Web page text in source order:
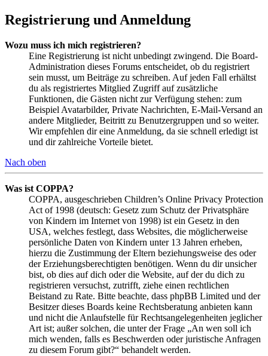
Registrierung und Anmeldung
Wozu muss ich mich registrieren?
Eine Registrierung ist nicht unbedingt zwingend. Die Board-
Administration dieses Forums entscheidet, ob du registriert
sein musst, um Beiträge zu schreiben. Auf jeden Fall erhältst
du als registriertes Mitglied Zugriff auf zusätzliche
Funktionen, die Gästen nicht zur Verfügung stehen: zum
Beispiel Avatarbilder, Private Nachrichten, E-Mail-Versand an
andere Mitglieder, Beitritt zu Benutzergruppen und so weiter.
Wir empfehlen dir eine Anmeldung, da sie schnell erledigt ist
und dir zahlreiche Vorteile bietet.
Nach oben
Was ist COPPA?
COPPA, ausgeschrieben Children’s Online Privacy Protection
Act of 1998 (deutsch: Gesetz zum Schutz der Privatsphäre
von Kindern im Internet von 1998) ist ein Gesetz in den
USA, welches festlegt, dass Websites, die möglicherweise
persönliche Daten von Kindern unter 13 Jahren erheben,
hierzu die Zustimmung der Eltern beziehungsweise des oder
der Erziehungsberechtigten benötigen. Wenn du dir unsicher
bist, ob dies auf dich oder die Website, auf der du dich zu
registrieren versuchst, zutrifft, ziehe einen rechtlichen
Beistand zu Rate. Bitte beachte, dass phpBB Limited und der
Besitzer dieses Boards keine Rechtsberatung anbieten kann
und nicht die Anlaufstelle für Rechtsangelegenheiten jeglicher
Art ist; außer solchen, die unter der Frage „An wen soll ich
mich wenden, falls es Beschwerden oder juristische Anfragen
zu diesem Forum gibt?“ behandelt werden.